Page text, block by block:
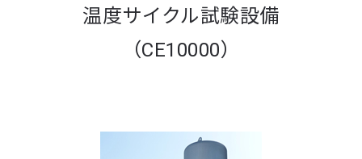
温度サイクル試験設備
（CE10000）